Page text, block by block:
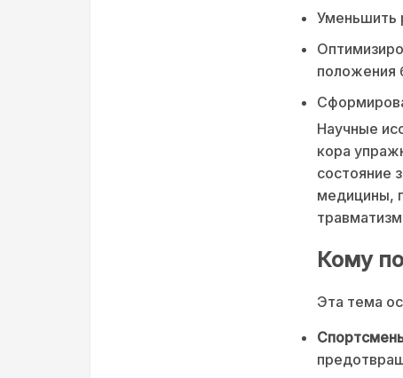
Уменьшить
положения
Научные
кора
состояние
медицины,
Кому
Эта тема